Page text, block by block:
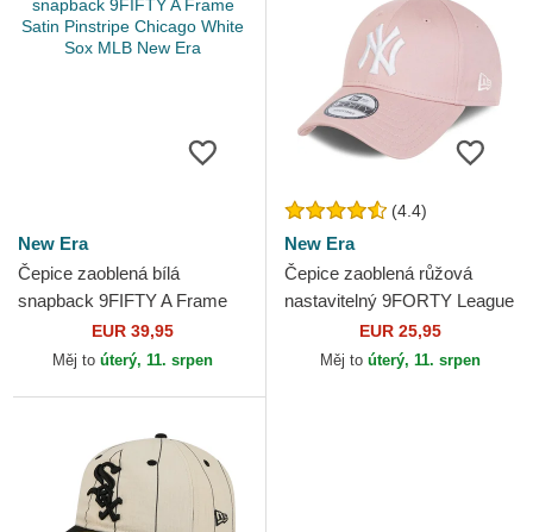
New Era
Čepice zaoblená bílá
snapback 9FIFTY A Frame
Satin Pinstripe Chicago White
Sox MLB New Era
EUR 39,95
Měj to úterý, 11. srpen
(4.4)
New Era
Čepice zaoblená růžová
nastavitelný 9FORTY League
Essential New York Yankees
MLB New Era
EUR 25,95
Měj to úterý, 11. srpen